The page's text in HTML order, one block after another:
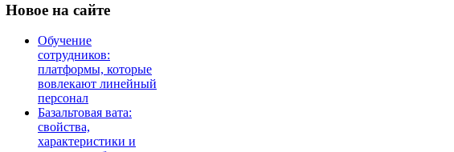
Новое на сайте
Обучение
сотрудников:
платформы, которые
вовлекают линейный
персонал
Базальтовая вата:
свойства,
характеристики и